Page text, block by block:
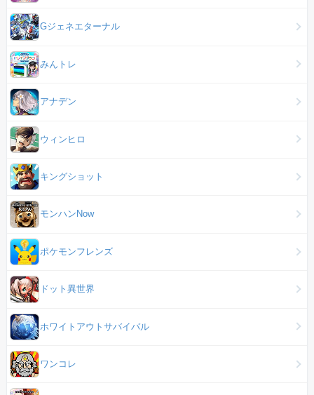
Gジェネエターナル
みんトレ
アナデン
ウィンヒロ
キングショット
モンハンNow
ポケモンフレンズ
ドット異世界
ホワイトアウトサバイバル
ワンコレ